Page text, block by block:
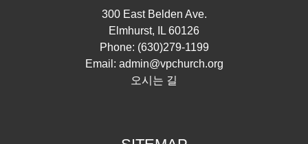
300 East Belden Ave.
Elmhurst, IL 60126
Phone: (630)279-1199
Email: admin@vpchurch.org
오시는 길